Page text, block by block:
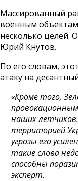
Массированный
военным
несколько целей.
Юрий Кнутов.
По его словам,
атаку на
«Кроме того,
наших
территорией
угрозы его
такие слова
способны
эксперт.